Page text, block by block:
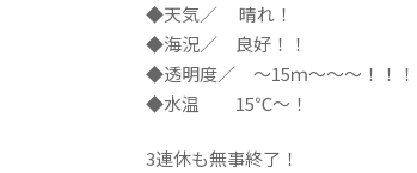
◆天気／ 晴れ！
◆海況／ 良好！！
◆透明度／ ～15ｍ～～～！！！
◆水温 15℃～！
3連休も無事終了！